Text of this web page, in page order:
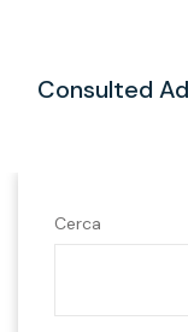
Consulted
Cerca